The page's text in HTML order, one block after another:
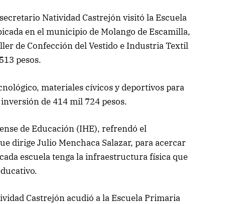
Natividad Castrejón visitó la Escuela
en el municipio de Molango de Escamilla,
de Confección del Vestido e Industria Textil
pesos.
materiales cívicos y deportivos para
de 414 mil 724 pesos.
de Educación (IHE), refrendó el
dirige Julio Menchaca Salazar, para acercar
escuela tenga la infraestructura física que
Castrejón acudió a la Escuela Primaria